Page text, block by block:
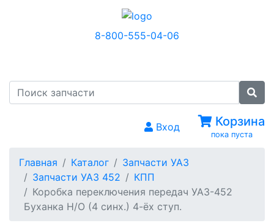
8-800-555-04-06
Вход Корзина
пока пуста
Главная Каталог
Запчасти УАЗ
Запчасти УАЗ 452
КПП
Коробка переключения передач УАЗ-452
Буханка Н/О (4 синх.) 4-ёх ступ.